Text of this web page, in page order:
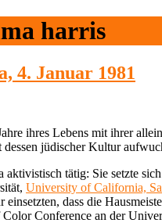
harris
4. Januar 1981
ihres Lebens mit ihrer
jüdischer Kultur
aktivistisch tätig: Sie setzte
University of California,
einsetzten, dass die
Conference an der